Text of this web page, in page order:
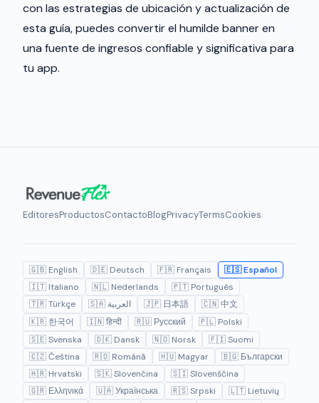
con las estrategias de ubicación y actualización de
esta guía, puedes convertir el humilde banner en
una fuente de ingresos confiable y significativa para
tu app.
EditoresProductosContactoBlogPrivacyTermsCookies
🇬🇧 English 🇩🇪 Deutsch 🇫🇷 Français
🇪🇸 Español
🇮🇹 Italiano
🇳🇱 Nederlands
🇵🇹 Português
🇹🇷 Türkçe
🇸🇦 العربية 🇯🇵 日本語
🇨🇳 中文
🇰🇷 한국어
🇮🇳 हिन्दी 🇷🇺 Русский
🇵🇱 Polski
🇸🇪 Svenska
🇩🇰 Dansk 🇳🇴 Norsk
🇫🇮 Suomi
🇨🇿 Čeština
🇷🇴 Română 🇭🇺 Magyar
🇧🇬 Български
🇭🇷 Hrvatski
🇸🇰 Slovenčina
🇸🇮 Slovenščina
🇬🇷 Ελληνικά
🇺🇦 Українська 🇷🇸 Srpski
🇱🇹 Lietuvių